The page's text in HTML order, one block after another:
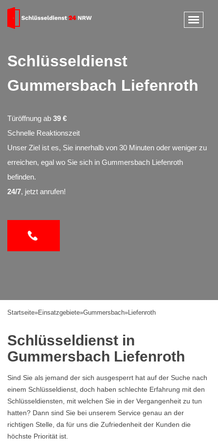
Schlüsseldienst
Gummersbach Liefenroth
Türöffnung ab 39 €
Schnelle Reaktionszeit
Unser Ziel ist es, Sie innerhalb von 30 Minuten oder weniger zu
erreichen, egal wo Sie sich in Gummersbach Liefenroth
befinden.
24/7, jetzt anrufen!
Startseite»Einsatzgebiete»Gummersbach»Liefenroth
Schlüsseldienst in
Gummersbach Liefenroth
Sind Sie als jemand der sich ausgesperrt hat auf der Suche nach
einem Schlüsseldienst, doch haben schlechte Erfahrung mit den
Schlüsseldiensten, mit welchen Sie in der Vergangenheit zu tun
hatten? Dann sind Sie bei unserem Service genau an der
richtigen Stelle, da für uns die Zufriedenheit der Kunden die
höchste Priorität ist.